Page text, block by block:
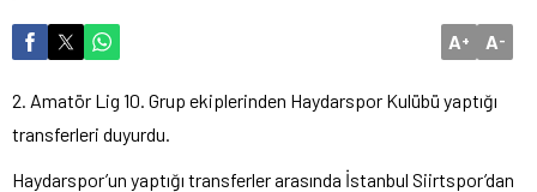
A+ A-
2. Amatör Lig 10. Grup ekiplerinden Haydarspor Kulübü yaptığı
transferleri duyurdu.
Haydarspor’un yaptığı transferler arasında İstanbul Siirtspor’dan